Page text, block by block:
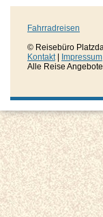
Fahrradreisen
© Reisebüro
Kontakt| Impressum
Alle Reise